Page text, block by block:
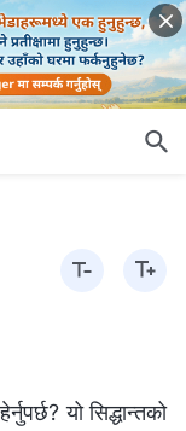
यो सिद्धान्तको